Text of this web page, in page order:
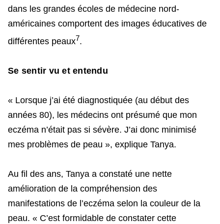
dans les grandes écoles de médecine nord-
américaines comportent des images éducatives de
différentes peaux7.
Se sentir vu et entendu
« Lorsque j’ai été diagnostiquée (au début des
années 80), les médecins ont présumé que mon
eczéma n’était pas si sévère. J’ai donc minimisé
mes problèmes de peau », explique Tanya.
Au fil des ans, Tanya a constaté une nette
amélioration de la compréhension des
manifestations de l’eczéma selon la couleur de la
peau. « C’est formidable de constater cette